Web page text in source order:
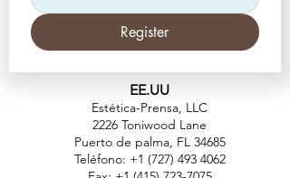
Register
EE.UU
Estética-Prensa, LLC
2226 Toniwood Lane
Puerto de palma, FL 34685
Teléfono: +1 (727) 493 4062